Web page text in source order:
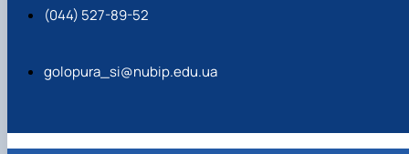
(044) 527-89-52
golopura_si@nubip.edu.ua